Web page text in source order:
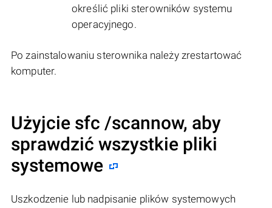
określić pliki sterowników systemu
operacyjnego.
Po zainstalowaniu sterownika należy zrestartować
komputer.
Użyjcie sfc /scannow, aby
sprawdzić wszystkie pliki
systemowe
Uszkodzenie lub nadpisanie plików systemowych